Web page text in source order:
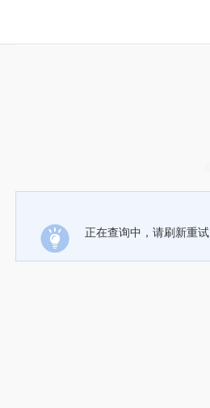
正在查询中，请刷新重试